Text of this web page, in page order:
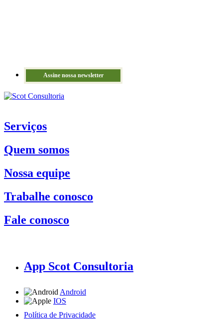
Assine nossa newsletter
Serviços
Quem somos
Nossa equipe
Trabalhe conosco
Fale conosco
App Scot Consultoria
Android
IOS
Política de Privacidade